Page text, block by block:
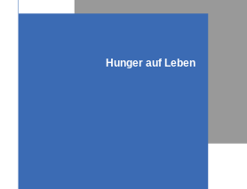
Hunger auf Leben